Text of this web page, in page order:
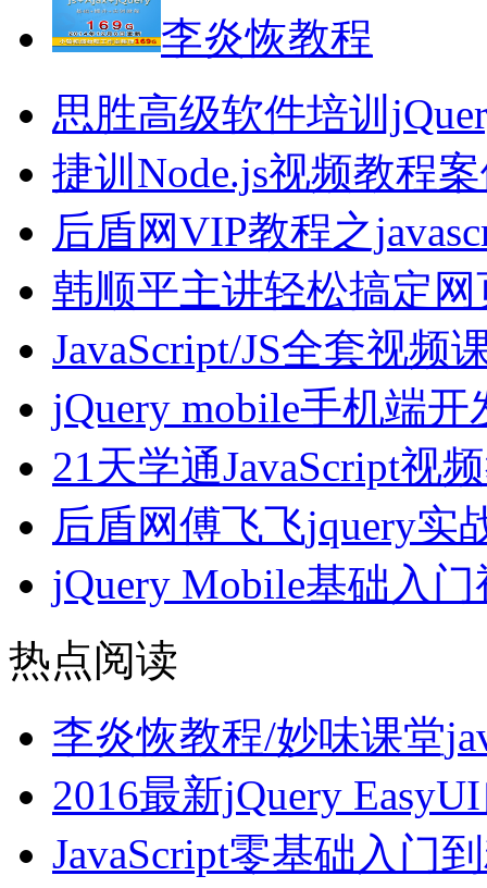
李炎恢教程
思胜高级软件培训
捷训Node.js视频教程
后盾网VIP教程之
韩顺平主讲轻松搞定网
JavaScript/JS全套视频
jQuery mobile手机端
21天学通JavaScript视
后盾网傅飞飞jquery实
jQuery Mobile基础入
热点阅读
李炎恢教程/妙味课堂
2016最新jQuery
JavaScript零基础入门